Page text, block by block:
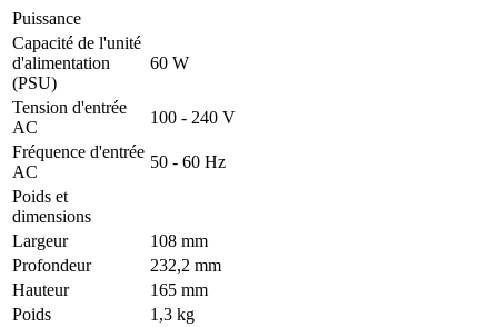
Puissance
Capacité de l'unité
d'alimentation
(PSU)
60 W
Tension d'entrée
AC
100 - 240 V
Fréquence d'entrée
AC
50 - 60 Hz
Poids et
dimensions
Largeur
108 mm
Profondeur
232,2 mm
Hauteur
165 mm
Poids
1,3 kg